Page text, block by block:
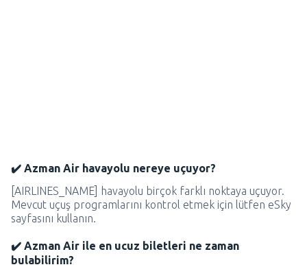
✔️ Azman Air havayolu nereye uçuyor?
[AIRLINES_NAME] havayolu birçok farklı noktaya uçuyor.
Mevcut uçuş programlarını kontrol etmek için lütfen eSky
sayfasını kullanın.
✔️ Azman Air ile en ucuz biletleri ne zaman
bulabilirim?